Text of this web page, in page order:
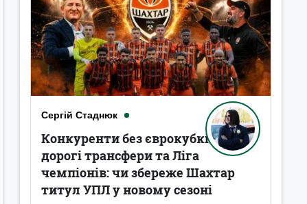
Сергій Стаднюк
Конкуренти без єврокубків,
дорогі трансфери та Ліга
чемпіонів: чи збереже Шахтар
титул УПЛ у новому сезоні